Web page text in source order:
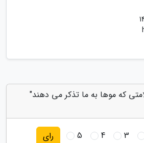
سلامتی که موها به ما تذکر می دهند"
3
4
5 رای